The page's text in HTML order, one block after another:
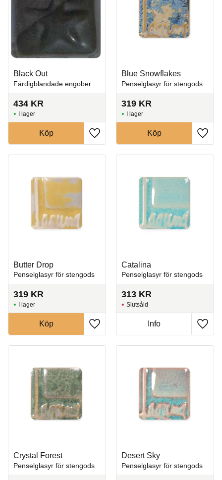
Black Out
Färdigblandade engober
434 KR
Lägg till i favoriter
I lager
Köp
Blue Snowflakes
Penselglasyr för stengods
319 KR
Lägg
I lager
Köp
Butter Drop
Penselglasyr för stengods
319 KR
Lägg till i favoriter
I lager
Köp
Catalina
Penselglasyr för stengods
313 KR
Lägg
Slutsåld
Info
Crystal Forest
Penselglasyr för stengods
Desert Sky
Penselglasyr för stengods